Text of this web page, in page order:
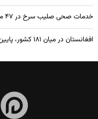
خدمات صحی صلیب سرخ در 47 مرکز به 615 هزار بیمار رسید
افغانستان در میان ۱۸۱ کشور، پایین‌ترین رتبه برای زنان را دارد